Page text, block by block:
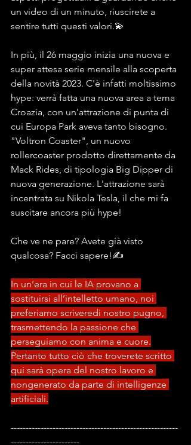
un video di un minuto, riuscirete a
sentire tutti questi valori.💫
In più, il 26 maggio inizia una nuova e
super attesa serie mensile alla scoperta
della novità 2023. C'è infatti moltissimo
hype: verrà fatta una nuova area a tema
Croazia, con un'attrazione di punta di
cui Europa Park aveva tanto bisogno.
"Voltron Coaster", un nuovo
rollercoaster prodotto direttamente da
Mack Rides, di tipologia Big Dipper di
nuova generazione. L'attrazione sarà
incentrata su Nikola Tesla, il che mi fa
suscitare ancora più hype!
Che ve ne pare? Avete già visto
qualcosa? Facci sapere!✍
In un’era in cui le IA provano a
sostituirsi all’intelletto umano, noi
preferiamo scriveredi nostro pugno,
trasmettendo la passione che
perseguiamo con anima e cuore.
Pertanto tutto ciò che troverete scritto
qui sarà opera del nostro lavoro e
nongenerato da parte di intelligenze
artificiali.
--------------------------------------------------------
-----------------------